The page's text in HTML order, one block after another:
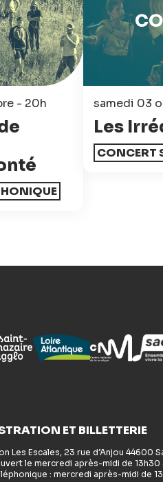
- 20h samedi 03
Les
CONCERT
ET BILLETTERIE
Les Escales, 23 rue d’Anjou 44600
le mercredi après-midi de 13h30
: mercredi après-midi de